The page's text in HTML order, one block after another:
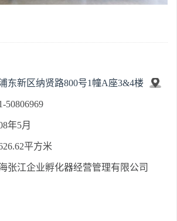
东新区纳贤路800号1幢A座3&4楼
50806969
年5月
平方米
张江企业孵化器经营管理有限公司